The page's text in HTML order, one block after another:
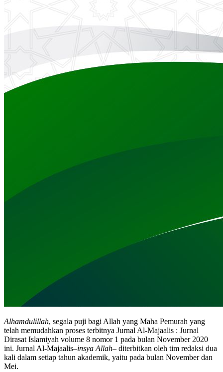
Alhamdulillah, segala puji bagi Allah yang Maha Pemurah yang
telah memudahkan proses terbitnya Jurnal Al-Majaalis : Jurnal
Dirasat Islamiyah volume 8 nomor 1 pada bulan November 2020
ini. Jurnal Al-Majaalis–insya Allah– diterbitkan oleh tim redaksi dua
kali dalam setiap tahun akademik, yaitu pada bulan November dan
Mei.